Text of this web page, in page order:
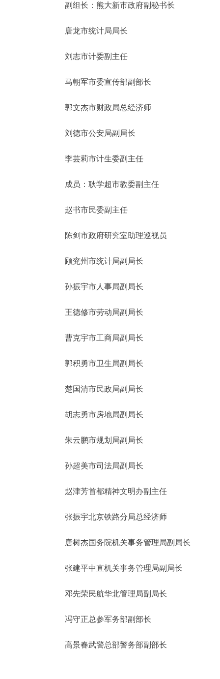
ITALIANO
副组长：熊大新市政府副秘书长
唐龙市统计局局长
刘志市计委副主任
马朝军市委宣传部副部长
郭文杰市财政局总经济师
刘德市公安局副局长
李芸莉市计生委副主任
成员：耿学超市教委副主任
赵书市民委副主任
陈剑市政府研究室助理巡视员
顾兖州市统计局副局长
孙振宇市人事局副局长
王德修市劳动局副局长
曹克宇市工商局副局长
郭积勇市卫生局副局长
楚国清市民政局副局长
胡志勇市房地局副局长
朱云鹏市规划局副局长
孙超美市司法局副局长
赵津芳首都精神文明办副主任
张振宇北京铁路分局总经济师
唐树杰国务院机关事务管理局副局长
张建平中直机关事务管理局副局长
邓先荣民航华北管理局副局长
冯守正总参军务部副部长
高景春武警总部警务部副部长